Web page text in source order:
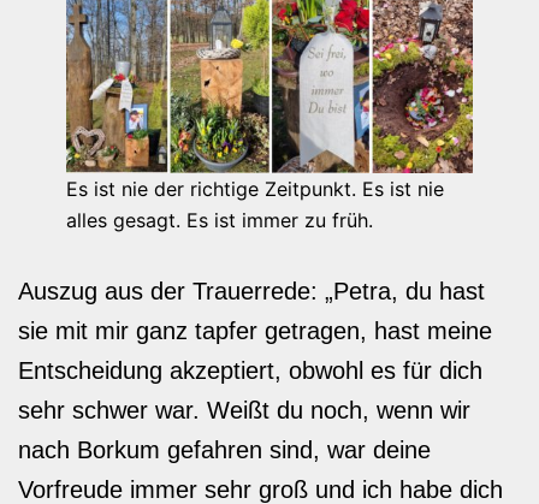
Es ist nie der richtige Zeitpunkt. Es ist nie
alles gesagt. Es ist immer zu früh.
Auszug aus der Trauerrede: „Petra, du hast
sie mit mir ganz tapfer getragen, hast meine
Entscheidung akzeptiert, obwohl es für dich
sehr schwer war. Weißt du noch, wenn wir
nach Borkum gefahren sind, war deine
Vorfreude immer sehr groß und ich habe dich